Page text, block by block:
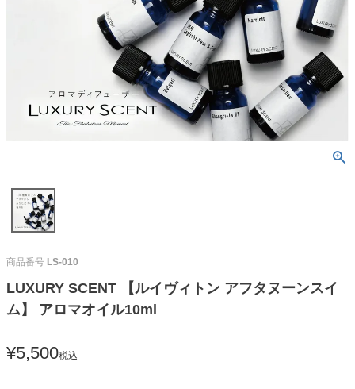
商品番号 LS-010
LUXURY SCENT 【ルイヴィトン アフタヌーンスイ
ム】 アロマオイル10ml
¥5,500税込